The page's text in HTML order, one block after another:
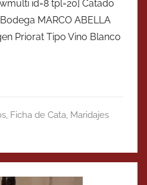
id=8 tpl=20] Catado
MARCO ABELLA
Priorat Tipo Vino Blanco
, Ficha de Cata, Maridajes